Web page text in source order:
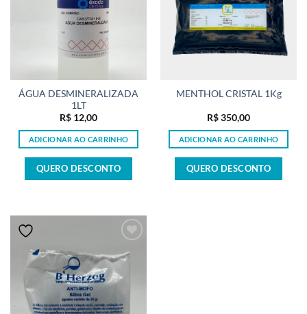
ÁGUA DESMINERALIZADA
1LT
R$ 12,00
ADICIONAR AO CARRINHO
QUERO DESCONTO
MENTHOL CRISTAL 1Kg
R$350,00
ADICIONAR AO CARRINHO
QUERO DESCONTO